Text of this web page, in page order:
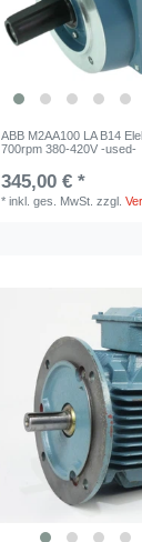
ABB M2AA100 LA B14
700rpm 380-420V -used-
345,00 € *
*inkl. ges. MwSt. zzgl.